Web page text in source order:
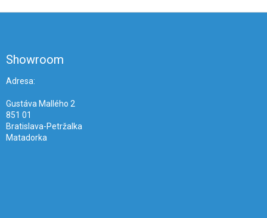
Showroom
Adresa:
Gustáva Mallého 2
851 01
Bratislava-Petržalka
Matadorka